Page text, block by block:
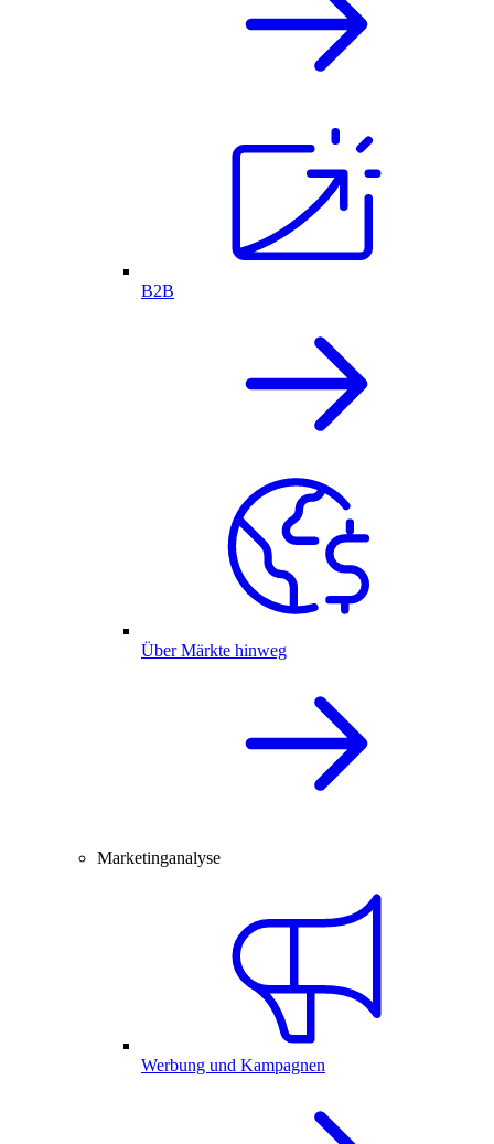
B2B
Über Märkte hinweg
Marketinganalyse
Werbung und Kampagnen